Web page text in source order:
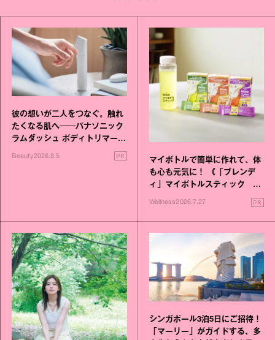
彼の想いが二人をつなぐ。触れ
たくなる肌へ──パナソニック
ラムダッシュ ボディトリマーが
Beauty2026.8.5 PR
マイボトルで簡単に作れて、体
も心も元気に！ 《「ブレンデ
ィ」マイボトルスティック い
いこと毎日》シリーズが誕生
Wellness2026.7.27 PR
シンガポール3泊5日にご招待！
「マーリー」がガイドする、多